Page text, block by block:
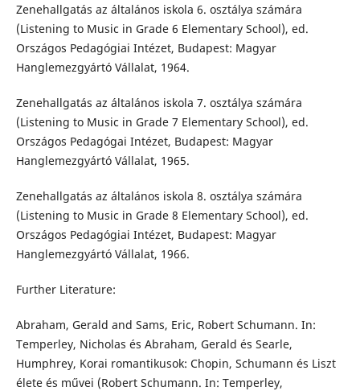
Zenehallgatás az általános iskola 6. osztálya számára
(Listening to Music in Grade 6 Elementary School), ed.
Országos Pedagógiai Intézet, Budapest: Magyar
Hanglemezgyártó Vállalat, 1964.
Zenehallgatás az általános iskola 7. osztálya számára
(Listening to Music in Grade 7 Elementary School), ed.
Országos Pedagógai Intézet, Budapest: Magyar
Hanglemezgyártó Vállalat, 1965.
Zenehallgatás az általános iskola 8. osztálya számára
(Listening to Music in Grade 8 Elementary School), ed.
Országos Pedagógiai Intézet, Budapest: Magyar
Hanglemezgyártó Vállalat, 1966.
Further Literature:
Abraham, Gerald and Sams, Eric, Robert Schumann. In:
Temperley, Nicholas és Abraham, Gerald és Searle,
Humphrey, Korai romantikusok: Chopin, Schumann és Liszt
élete és művei (Robert Schumann. In: Temperley,